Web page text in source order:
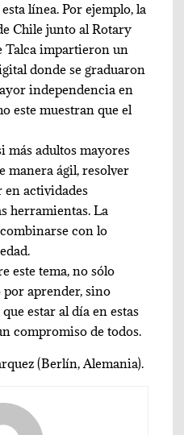
línea. Por ejemplo, la
Chile junto al Rotary
Talca impartieron un
donde se graduaron
independencia en
este muestran que el
más adultos mayores
manera ágil, resolver
en actividades
herramientas. La
con lo
este tema, no sólo
por aprender, sino
estar al día en estas
compromiso de todos.
(Berlín, Alemania).